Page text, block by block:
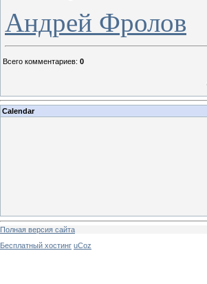
Андрей Фролов
Всего комментариев: 0
Calendar
Полная версия сайта
Бесплатный хостинг uCoz